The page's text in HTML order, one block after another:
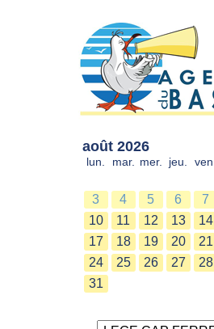
août 2026
lun. mar. mer. jeu. ven.
3
4 5 6 7
10
11 12 13 14
17
18 19 20 21
24
25 26 27 28
31